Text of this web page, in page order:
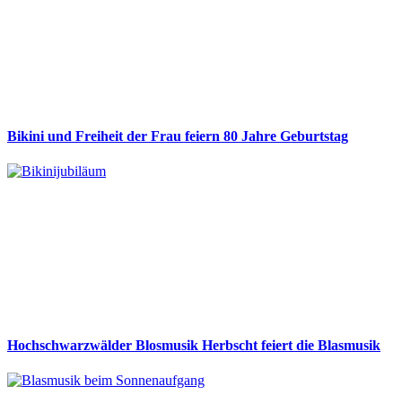
Bikini und Freiheit der Frau feiern 80 Jahre Geburtstag
Hochschwarzwälder Blosmusik Herbscht feiert die Blasmusik